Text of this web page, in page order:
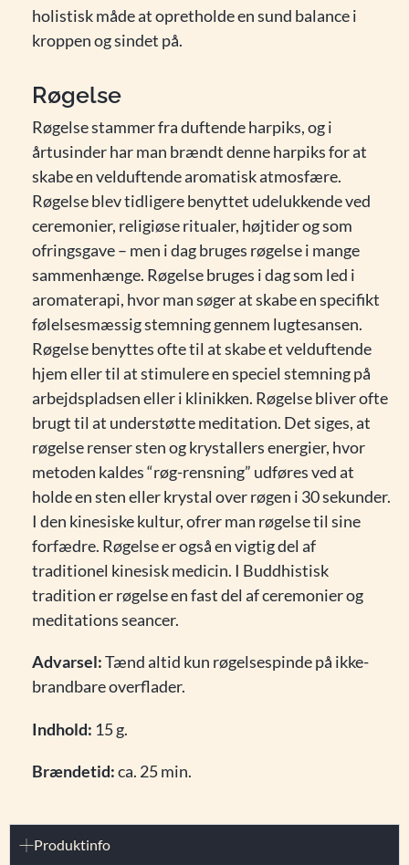
holistisk måde at opretholde en sund balance i
kroppen og sindet på.
Røgelse
Røgelse stammer fra duftende harpiks, og i
årtusinder har man brændt denne harpiks for at
skabe en velduftende aromatisk atmosfære.
Røgelse blev tidligere benyttet udelukkende ved
ceremonier, religiøse ritualer, højtider og som
ofringsgave – men i dag bruges røgelse i mange
sammenhænge. Røgelse bruges i dag som led i
aromaterapi, hvor man søger at skabe en specifikt
følelsesmæssig stemning gennem lugtesansen.
Røgelse benyttes ofte til at skabe et velduftende
hjem eller til at stimulere en speciel stemning på
arbejdspladsen eller i klinikken. Røgelse bliver ofte
brugt til at understøtte meditation. Det siges, at
røgelse renser sten og krystallers energier, hvor
metoden kaldes “røg-rensning” udføres ved at
holde en sten eller krystal over røgen i 30 sekunder.
I den kinesiske kultur, ofrer man røgelse til sine
forfædre. Røgelse er også en vigtig del af
traditionel kinesisk medicin. I Buddhistisk
tradition er røgelse en fast del af ceremonier og
meditations seancer.
Advarsel:Tænd altid kun røgelsespinde på ikke-
brandbare overflader.
Indhold: 15 g.
Brændetid:ca. 25 min.
Produktinfo